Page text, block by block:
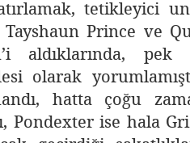
tetikleyici
Tayshaun Prince ve
aldıklarında, pek
olarak
hatta çoğu
Pondexter ise hala